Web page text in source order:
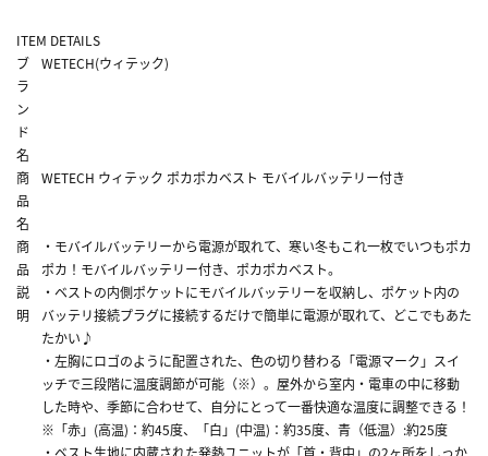
ITEM DETAILS
ブ
ラ
ン
ド
名
WETECH(ウィテック)
商
品
名
WETECH ウィテック ポカポカベスト モバイルバッテリー付き
商
品
説
明
・モバイルバッテリーから電源が取れて、寒い冬もこれ一枚でいつもポカ
ポカ！モバイルバッテリー付き、ポカポカベスト。
・ベストの内側ポケットにモバイルバッテリーを収納し、ポケット内の
バッテリ接続プラグに接続するだけで簡単に電源が取れて、どこでもあた
たかい♪
・左胸にロゴのように配置された、色の切り替わる「電源マーク」スイ
ッチで三段階に温度調節が可能（※）。屋外から室内・電車の中に移動
した時や、季節に合わせて、自分にとって一番快適な温度に調整できる！
※「赤」(高温)：約45度、「白」(中温)：約35度、青（低温）:約25度
・ベスト生地に内蔵された発熱ユニットが「首・背中」の2ヶ所をしっか